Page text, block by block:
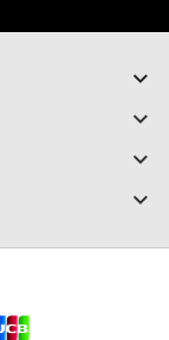
keyboard_arrow_down


